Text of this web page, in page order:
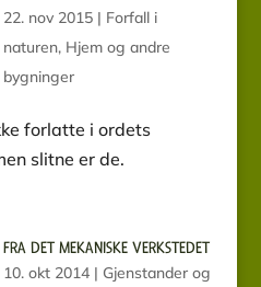
22. nov 2015| Forfall i
naturen, Hjem og andre
bygninger
forlatte i ordets
slitne er de.
FRA DET MEKANISKE VERKSTEDET
10. okt 2014| Gjenstander og